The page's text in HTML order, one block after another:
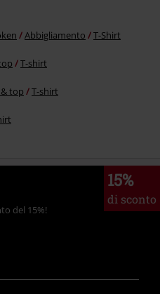
Abbigliamento T-Shirt
T-shirt
top T-shirt
15%
di sconto
del 15%!